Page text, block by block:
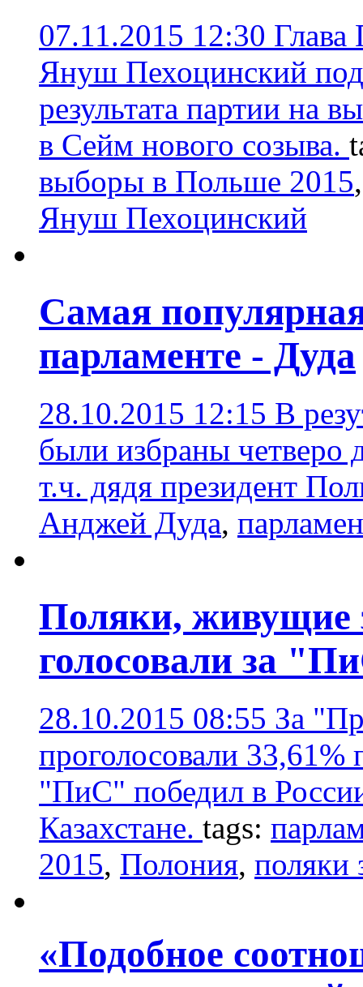
07.11.2015 12:30 Глава
Януш Пехоцинский
результата партии на
в Сейм нового созыва.
выборы в Польше 2015
Януш Пехоцинский
Самая
парламенте - Дуда
28.10.2015 12:15 В
были избраны четверо
т.ч. дядя президент
Анджей Дуда,
Поляки, живущие
голосовали за
28.10.2015 08:55 За
проголосовали
"ПиС" победил в
Казахстане. tags:
2015, Полония, поляки
«Подобное